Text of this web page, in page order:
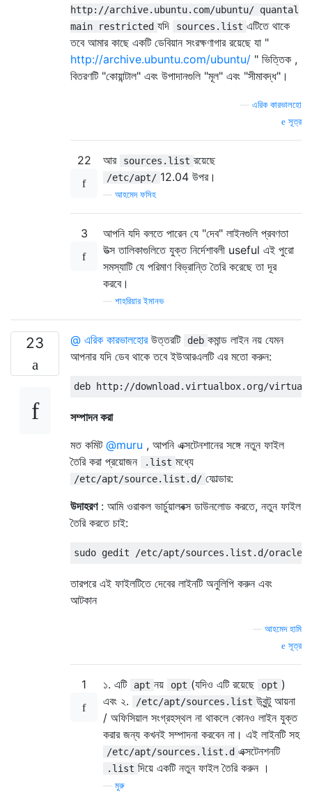
http://archive.ubuntu.com/ubuntu/ quantal
main restricted যদি sources.list এটিতে থাকে
তবে আমার কাছে একটি ডেবিয়ান সংরক্ষণাগার রয়েছে যা "
http://archive.ubuntu.com/ubuntu/ " ভিত্তিক ,
বিতরণটি "কোয়ান্টাল" এবং উপাদানগুলি "মূল" এবং "সীমাবদ্ধ"।
এরিক কারভালহো
সূত্র
22 আর sources.list রয়েছে
/etc/apt/ 12.04 উপর।
আহমেদ ফসিহ
3
আপনি যদি বলতে পারেন যে "দেব" লাইনগুলি প্রবণতা
উত্স তালিকাগুলিতে যুক্ত নির্দেশাবলী useful এই পুরো
সমস্যাটি যে পরিমাণ বিভ্রান্তি তৈরি করেছে তা দূর
করবে।
শাহরিয়ার ইমানভ
23 @ এরিক কারভালহোরউত্তরটি deb কমান্ড লাইন নয় যেমন
আপনার যদি ডেব থাকে তবে ইউআরএলটি এর মতো করুন:
সম্পাদন করা
মত কমিট @muru , আপনি এক্সটেনশানের সঙ্গে নতুন ফাইল
তৈরি করা প্রয়োজন
.list মধ্যে
/etc/apt/source.list.d/ ফোল্ডার:
উদাহরণ: আমি ওরাকল ভার্চুয়ালবক্স ডাউনলোড করতে, নতুন ফাইল
তৈরি করতে চাই:
তারপরে এই ফাইলটিতে দেবের লাইনটি অনুলিপি করুন এবং
আটকান
আহমেদ হামি
সূত্র
1 ১. এটি apt নয় opt (যদিও এটি রয়েছে opt )
এবং ২.
/etc/apt/sources.list উবুন্টু আয়না
/ অফিসিয়াল সংগ্রহস্থল না থাকলে কোনও লাইন যুক্ত
করার জন্য কখনই সম্পাদনা করবেন না। এই লাইনটি সহ
/etc/apt/sources.list.d এক্সটেনশনটি
.list দিয়ে একটি নতুন ফাইল তৈরি করুন ।
মুরু